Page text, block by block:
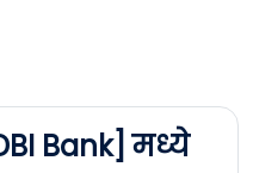
Bank] मध्ये